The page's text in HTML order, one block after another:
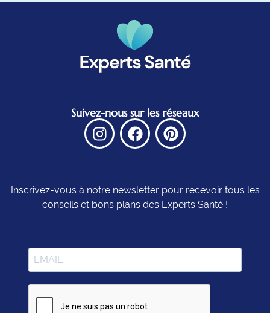
Suivez-nous sur les réseaux
Inscrivez-vous à notre newsletter pour recevoir tous les
conseils et bons plans des Experts Santé !